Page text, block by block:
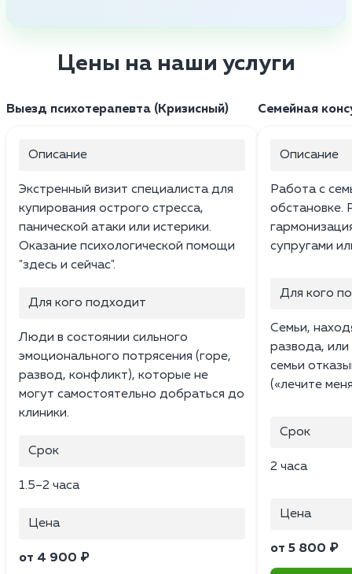
Цены на наши услуги
Выезд психотерапевта (Кризисный)
Описание
Экстренный визит специалиста для
купирования острого стресса,
панической атаки или истерики.
Оказание психологической помощи
"здесь и сейчас".
Для кого подходит
Люди в состоянии сильного
эмоционального потрясения (горе,
развод, конфликт), которые не
могут самостоятельно добраться до
клиники.
Срок
1.5–2 часа
Цена
от 4 900 ₽
Семейная
Описание
Работа с
обстановке.
супругами
Для кого
Семьи,
развода, или
семьи
(«лечите
Срок
2 часа
Цена
от 5 800 ₽